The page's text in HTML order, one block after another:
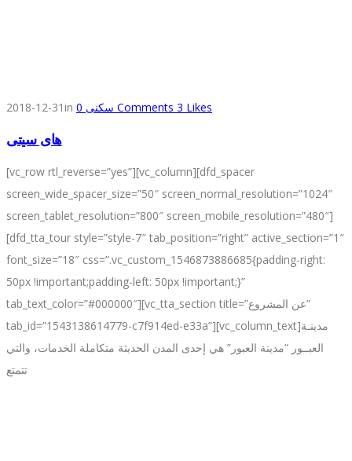
2018-12-31 in سكنى 0 Comments 3 Likes
هاى سيتى
[vc_row rtl_reverse=”yes”][vc_column][dfd_spacer
screen_wide_spacer_size=”50″ screen_normal_resolution=”1024″
screen_tablet_resolution=”800″ screen_mobile_resolution=”480″]
[dfd_tta_tour style=”style-7″ tab_position=”right” active_section=”1″
font_size=”18″ css=”.vc_custom_1546873886685{padding-right:
50px !important;padding-left: 50px !important;}”
tab_text_color=”#000000″][vc_tta_section title=”عن المشروع”
tab_id=”1543138614779-c7f914ed-e33a”][vc_column_text]مدينـة
العبــور “مدينة العبور” هي إحدى المدن الحديثة متكاملة الخدمات، والتي
تتمتع